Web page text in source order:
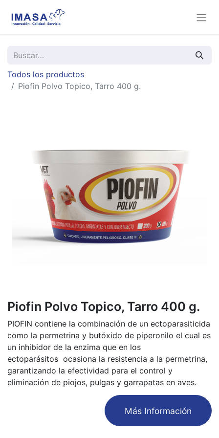
Todos los productos
Piofin Polvo Topico, Tarro 400 g.
Piofin Polvo Topico, Tarro 400 g.
PIOFIN contiene la combinación de un ectoparasiticida
como la permetrina y butóxido de piperonilo el cual es
un inhibidor de la enzima que en los
ectoparásitos ocasiona la resistencia a la permetrina,
garantizando la efectividad para el control y
eliminación de piojos, pulgas y garrapatas en aves.
​Más Información